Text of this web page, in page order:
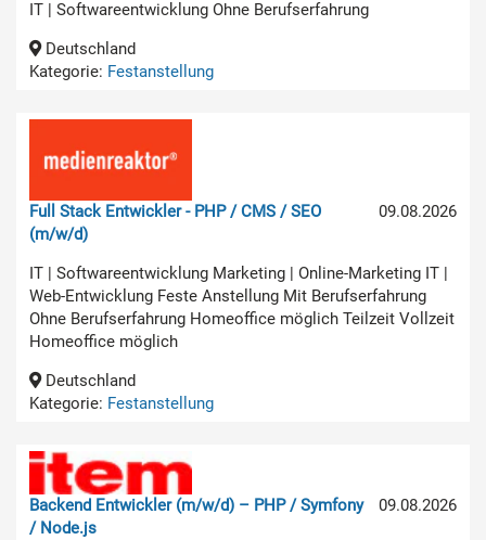
IT | Softwareentwicklung Ohne Berufserfahrung
Deutschland
Kategorie: Festanstellung
09.08.2026
Full Stack Entwickler - PHP / CMS / SEO
(m/w/d)
IT | Softwareentwicklung Marketing | Online-Marketing IT |
Web-Entwicklung Feste Anstellung Mit Berufserfahrung
Ohne Berufserfahrung Homeoffice möglich Teilzeit Vollzeit
Homeoffice möglich
Deutschland
Kategorie: Festanstellung
09.08.2026
Backend Entwickler (m/w/d) – PHP / Symfony
/ Node.js